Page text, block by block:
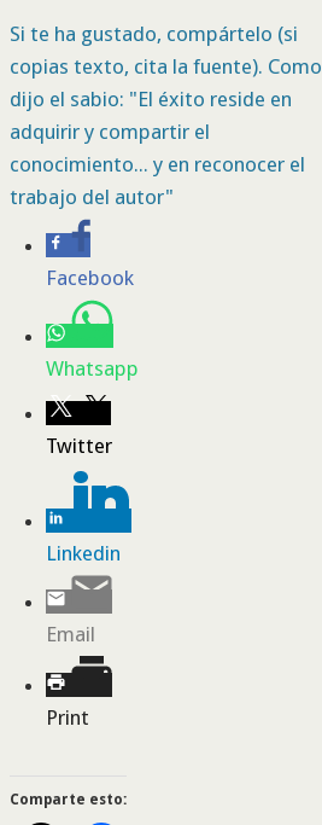
Si te ha gustado, compártelo (si
copias texto, cita la fuente). Como
dijo el sabio: "El éxito reside en
adquirir y compartir el
conocimiento... y en reconocer el
trabajo del autor"
Facebook
Whatsapp
Twitter
Linkedin
Email
Print
Comparte esto: